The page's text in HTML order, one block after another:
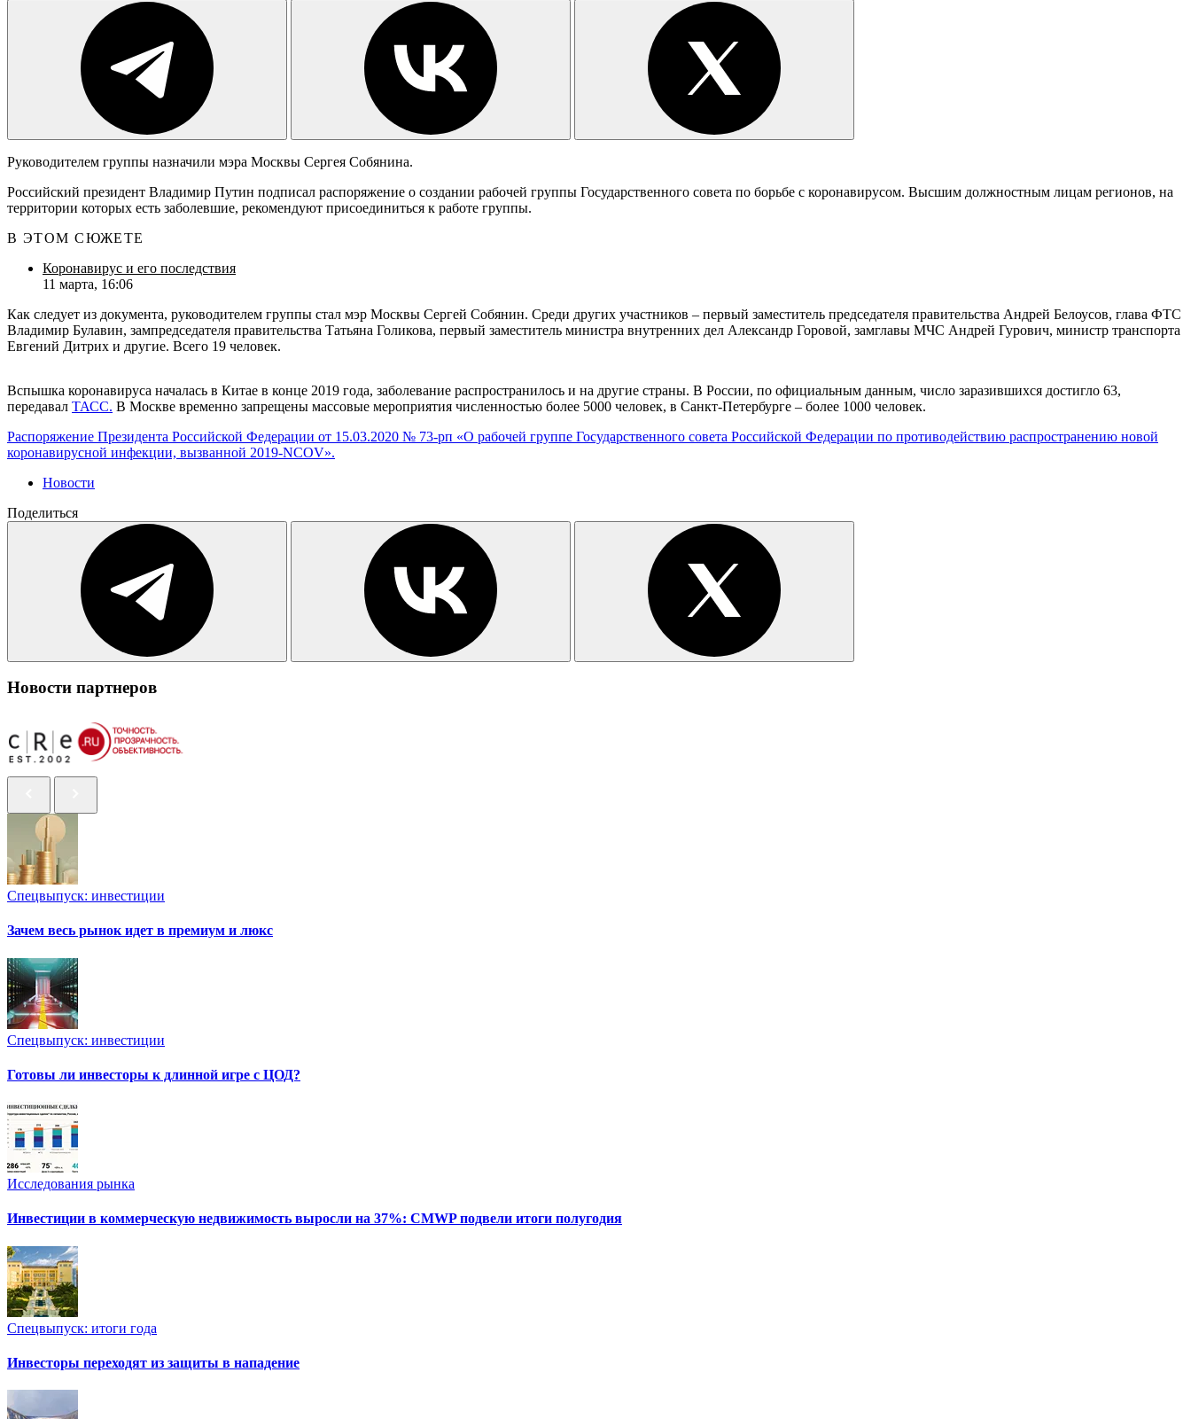
Руководителем группы назначили мэра Москвы Сергея Собянина.
Российский президент Владимир Путин подписал распоряжение о создании рабочей группы Государственного совета по борьбе с коронавирусом. Высшим должностным лицам регионов, на
территории которых есть заболевшие, рекомендуют присоединиться к работе группы.
В ЭТОМ СЮЖЕТЕ
Коронавирус и его последствия
11 марта, 16:06
Как следует из документа, руководителем группы стал мэр Москвы Сергей Собянин. Среди других участников – первый заместитель председателя правительства Андрей Белоусов, глава ФТС
Владимир Булавин, зампредседателя правительства Татьяна Голикова, первый заместитель министра внутренних дел Александр Горовой, замглавы МЧС Андрей Гурович, министр транспорта
Евгений Дитрих и другие. Всего 19 человек.
Вспышка коронавируса началась в Китае в конце 2019 года, заболевание распространилось и на другие страны. В России, по официальным данным, число заразившихся достигло 63,
передавал ТАСС. В Москве временно запрещены массовые мероприятия численностью более 5000 человек, в Санкт-Петербурге – более 1000 человек.
Распоряжение Президента Российской Федерации от 15.03.2020 № 73-рп «О рабочей группе Государственного совета Российской Федерации по противодействию распространению новой
коронавирусной инфекции, вызванной 2019-NCOV».
Новости
Поделиться
Новости партнеров
Спецвыпуск: инвестиции
Зачем весь рынок идет в премиум и люкс
Спецвыпуск: инвестиции
Готовы ли инвесторы к длинной игре с ЦОД?
Исследования рынка
Инвестиции в коммерческую недвижимость выросли на 37%: CMWP подвели итоги полугодия
Спецвыпуск: итоги года
Инвесторы переходят из защиты в нападение